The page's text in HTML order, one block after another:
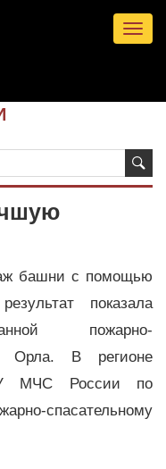
башни с помощью
показала
пожарно-
Орла. В регионе
МЧС России по
спасательному